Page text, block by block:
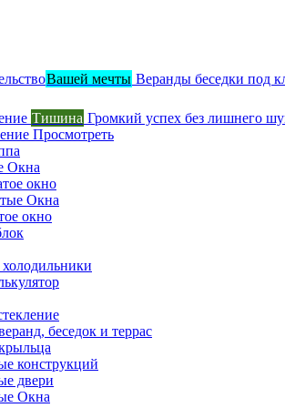
Вашей мечты Веранды беседки под
Тишина Громкий успех без лишнего
Просмотреть
Окна
окно
Окна
окно
беседок и террас
конструкций
двери
Окна